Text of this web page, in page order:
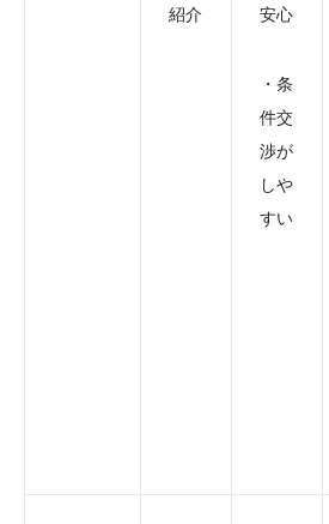
紹介 安心
・条
件交
渉が
しや
すい